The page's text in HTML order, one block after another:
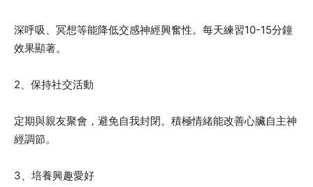
深呼吸、冥想等能降低交感神經興奮性。每天練習10-15分鐘
效果顯著。
2、保持社交活動
定期與親友聚會，避免自我封閉。積極情緒能改善心臟自主神
經調節。
3、培養興趣愛好